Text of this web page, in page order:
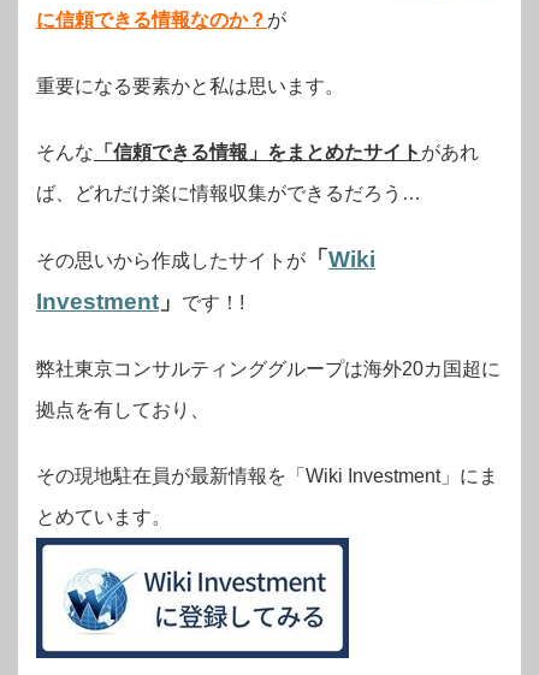
に信頼できる情報なのか？ が
重要になる要素かと私は思います。
そんな 「信頼できる情報」をまとめたサイト があれ
ば、どれだけ楽に情報収集ができるだろう…
その思いから作成したサイトが 「 Wiki
Investment 」 です！!
弊社東京コンサルティンググループは海外20カ国超に
拠点を有しており、
その現地駐在員が最新情報を「Wiki Investment」にま
とめています。